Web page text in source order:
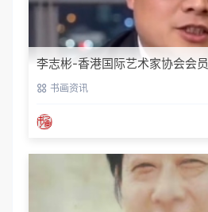
李志彬-香港国际艺术家协会会员
书画资讯